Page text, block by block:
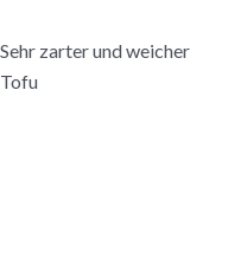
Sehr zarter und weicher
Tofu